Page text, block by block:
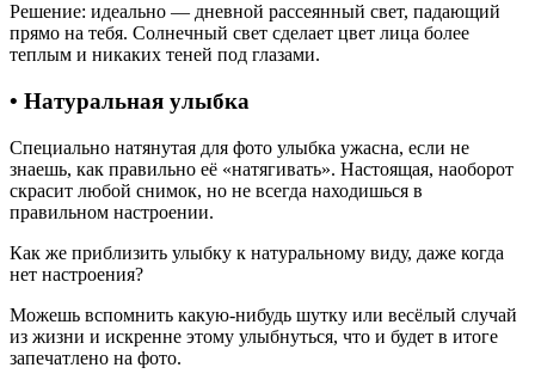
Решение: идеально — дневной рассеянный свет, падающий
прямо на тебя. Солнечный свет сделает цвет лица более
теплым и никаких теней под глазами.
• Натуральная улыбка
Специально натянутая для фото улыбка ужасна, если не
знаешь, как правильно её «натягивать». Настоящая, наоборот
скрасит любой снимок, но не всегда находишься в
правильном настроении.
Как же приблизить улыбку к натуральному виду, даже когда
нет настроения?
Можешь вспомнить какую-нибудь шутку или весёлый случай
из жизни и искренне этому улыбнуться, что и будет в итоге
запечатлено на фото.